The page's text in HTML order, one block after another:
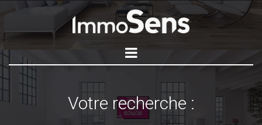
Votre recherche :